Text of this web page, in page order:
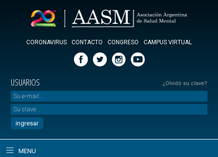
CORONAVIRUS CONTACTO CONGRESO CAMPUS VIRTUAL
USUARIOS ¿Olvidó su clave?
MENU